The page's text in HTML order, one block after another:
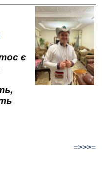
є
=>>>=